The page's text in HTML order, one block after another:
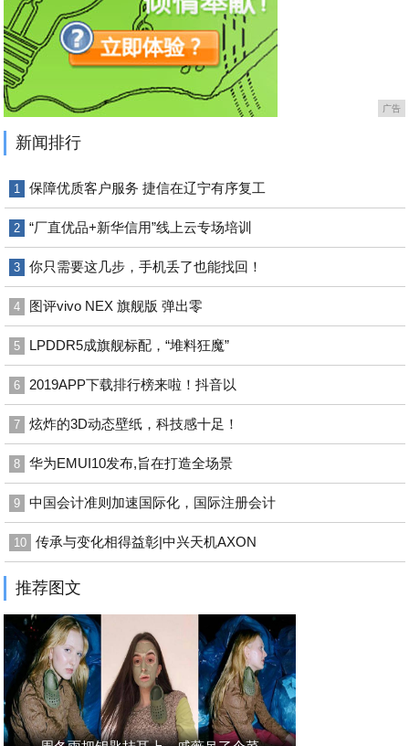
广告
新闻排行
1 保障优质客户服务 捷信在辽宁有序复工
2 “厂直优品+新华信用”线上云专场培训
3 你只需要这几步，手机丢了也能找回！
4 图评vivo NEX 旗舰版 弹出零
5 LPDDR5成旗舰标配，“堆料狂魔”
6 2019APP下载排行榜来啦！抖音以
7 炫炸的3D动态壁纸，科技感十足！
8 华为EMUI10发布,旨在打造全场景
9 中国会计准则加速国际化，国际注册会计
10 传承与变化相得益彰|中兴天机AXON
推荐图文